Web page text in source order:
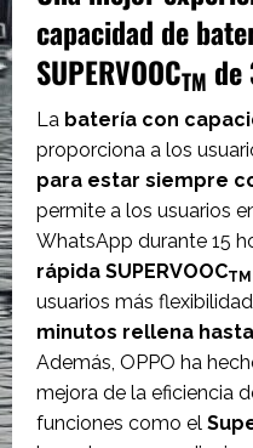
capacidad de
SUPERVOOCTM de
La batería con
proporciona a los
para estar siempre
permite a los usuarios
WhatsApp durante 15
rápida SUPERVOOCTM
usuarios más
minutos rellena hasta
Además, OPPO ha
mejora de la eficiencia
funciones como el